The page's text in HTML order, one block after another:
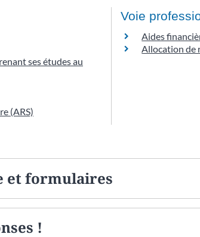
ses études au
(ARS)
Voie
Aides
Allocation de
et formulaires
!